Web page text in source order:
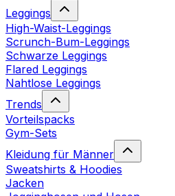
Leggings
High-Waist-Leggings
Scrunch-Bum-Leggings
Schwarze Leggings
Flared Leggings
Nahtlose Leggings
Trends
Vorteilspacks
Gym-Sets
Kleidung für Männer
Sweatshirts & Hoodies
Jacken